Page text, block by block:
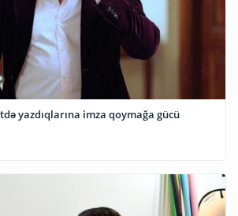
yazdıqlarına imza qoymağa gücü